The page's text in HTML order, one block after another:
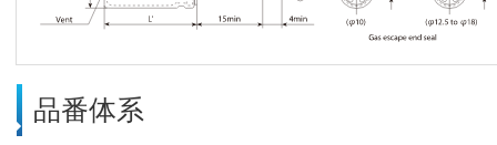
品番体系